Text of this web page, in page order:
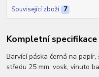
Související zboží 7
Kompletní specifikace
Barvící páska černá na
středu 25 mm, vosk, vinuto